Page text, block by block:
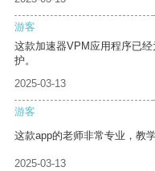
游客
这款加速器VPM应用程序已
护。
2025-03-13
游客
这款app的老师非常专业，教
2025-03-13